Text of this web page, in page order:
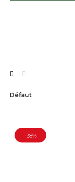
-38%